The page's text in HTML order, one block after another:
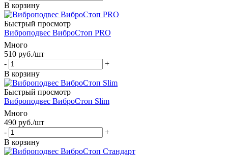
В корзину
Быстрый просмотр
Виброподвес ВиброСтоп PRO
Много
510 руб./шт
-
+
В корзину
Быстрый просмотр
Виброподвес ВиброСтоп Slim
Много
490 руб./шт
-
+
В корзину